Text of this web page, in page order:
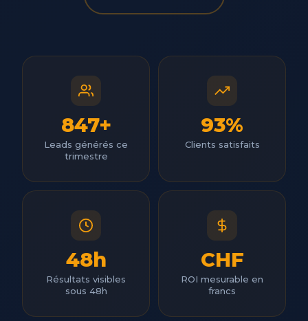
847+
Leads générés ce
trimestre
93%
Clients satisfaits
48h
Résultats visibles
sous 48h
CHF
ROI mesurable en
francs